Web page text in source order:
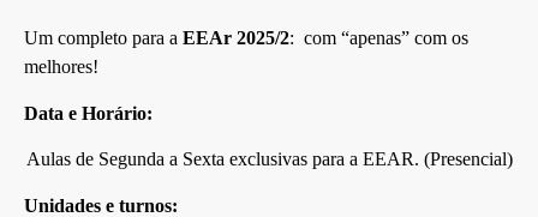
Um completo para a EEAr 2025/2: com “apenas” com os
melhores!
Data e Horário:
Aulas de Segunda a Sexta exclusivas para a EEAR. (Presencial)
Unidades e turnos: